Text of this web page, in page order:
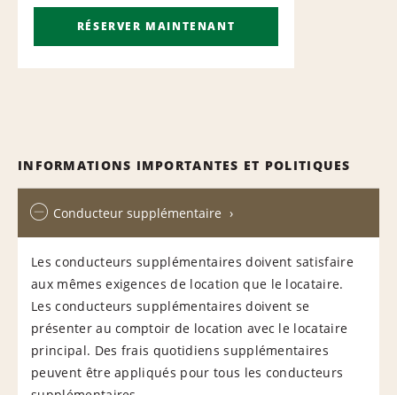
RÉSERVER MAINTENANT
INFORMATIONS IMPORTANTES ET POLITIQUES
Conducteur supplémentaire
Les conducteurs supplémentaires doivent satisfaire
aux mêmes exigences de location que le locataire.
Les conducteurs supplémentaires doivent se
présenter au comptoir de location avec le locataire
principal. Des frais quotidiens supplémentaires
peuvent être appliqués pour tous les conducteurs